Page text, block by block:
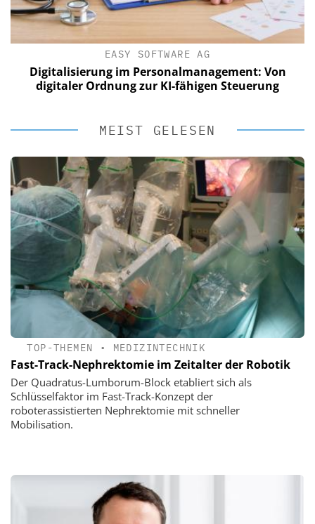
EASY SOFTWARE AG
Digitalisierung im Personalmanagement: Von
digitaler Ordnung zur KI-fähigen Steuerung
MEIST GELESEN
TOP-THEMEN • MEDIZINTECHNIK
Fast-Track-Nephrektomie im Zeitalter der Robotik
Der Quadratus-Lumborum-Block etabliert sich als
Schlüsselfaktor im Fast-Track-Konzept der
roboterassistierten Nephrektomie mit schneller
Mobilisation.